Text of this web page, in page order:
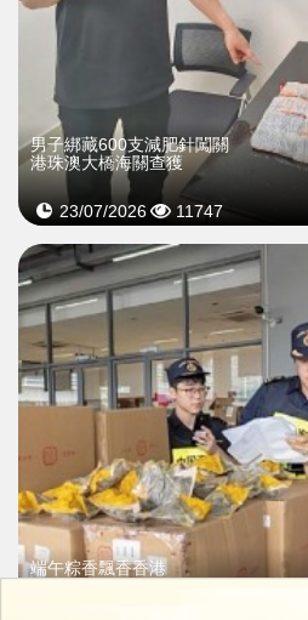
男子綁藏600支減肥針闖關
港珠澳大橋海關查獲
23/07/2026 11747
端午粽香飄香香港